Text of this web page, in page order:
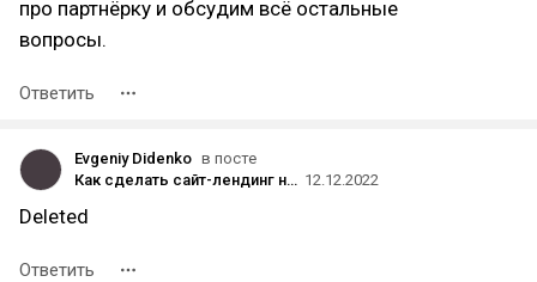
про партнёрку и обсудим всё остальные
вопросы.
Ответить
Evgeniy Didenko в посте
Как сделать сайт-лендинг на тильде агентству недвижимости с базой новостроек Xoms и интеграций с amoCRM 12.12.2022
Deleted
Ответить